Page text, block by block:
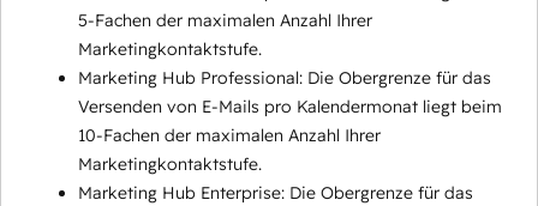
5-Fachen der maximalen Anzahl Ihrer
Marketingkontaktstufe.
Marketing Hub Professional: Die Obergrenze für das
Versenden von E-Mails pro Kalendermonat liegt beim
10-Fachen der maximalen Anzahl Ihrer
Marketingkontaktstufe.
Marketing Hub Enterprise: Die Obergrenze für das